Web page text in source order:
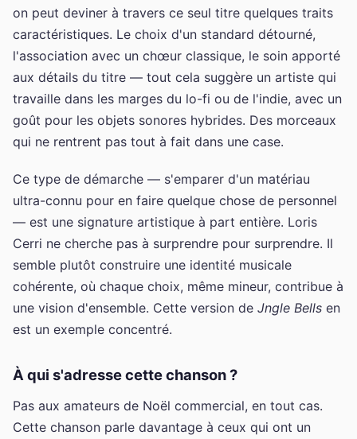
on peut deviner à travers ce seul titre quelques traits
caractéristiques. Le choix d'un standard détourné,
l'association avec un chœur classique, le soin apporté
aux détails du titre — tout cela suggère un artiste qui
travaille dans les marges du lo-fi ou de l'indie, avec un
goût pour les objets sonores hybrides. Des morceaux
qui ne rentrent pas tout à fait dans une case.
Ce type de démarche — s'emparer d'un matériau
ultra-connu pour en faire quelque chose de personnel
— est une signature artistique à part entière. Loris
Cerri ne cherche pas à surprendre pour surprendre. Il
semble plutôt construire une identité musicale
cohérente, où chaque choix, même mineur, contribue à
une vision d'ensemble. Cette version de Jngle Bells en
est un exemple concentré.
À qui s'adresse cette chanson ?
Pas aux amateurs de Noël commercial, en tout cas.
Cette chanson parle davantage à ceux qui ont un